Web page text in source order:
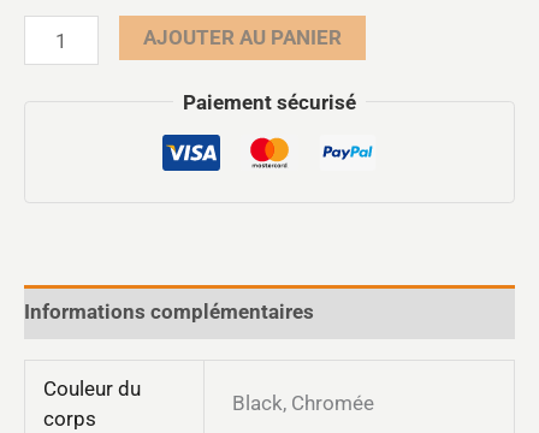
AJOUTER AU PANIER
Paiement sécurisé
Informations complémentaires
Couleur du
corps
Black, Chromée